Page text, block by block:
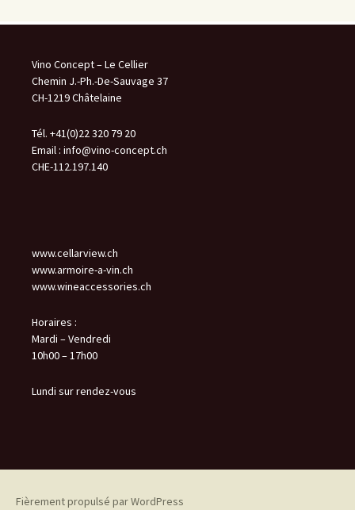
Vino Concept – Le Cellier
Chemin J.-Ph.-De-Sauvage 37
CH-1219 Châtelaine
Tél. +41(0)22 320 79 20
Email : info@vino-concept.ch
CHE-112.197.140
www.cellarview.ch
www.armoire-a-vin.ch
www.wineaccessories.ch
Horaires :
Mardi – Vendredi
10h00 – 17h00
Lundi sur rendez-vous
Fièrement propulsé par WordPress